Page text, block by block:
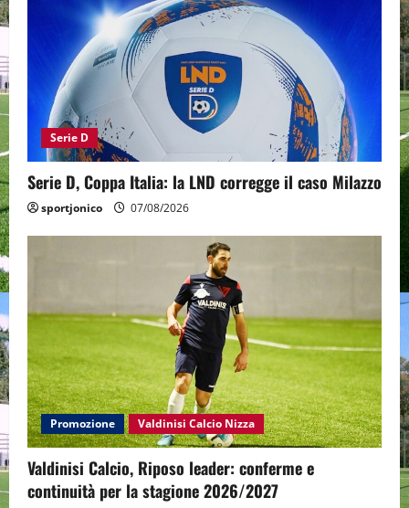
Serie D
Serie D, Coppa Italia: la LND corregge il caso Milazzo
sportjonico 07/08/2026
Promozione Valdinisi Calcio Nizza
Valdinisi Calcio, Riposo leader: conferme e
continuità per la stagione 2026/2027